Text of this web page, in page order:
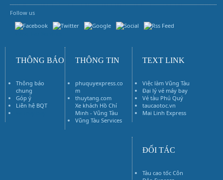
Follow us
THÔNG BÁO
Thông báo
chung
Góp ý
Liên hệ BQT
THÔNG TIN
phuquyexpress.co
m
thuytang.com
Xe khách Hồ Chí
Minh - Vũng Tàu
Vũng Tàu Services
TEXT LINK
Việc làm Vũng Tàu
Đại lý vé máy bay
Vé tàu Phú Quý
taucaotoc.vn
Mai Linh Express
ĐỐI TÁC
Tàu cao tốc Côn